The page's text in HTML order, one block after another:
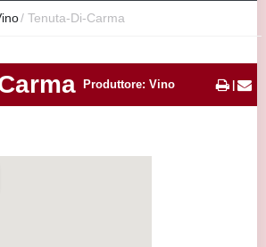
/ Tenuta-Di-Carma
Produttore: Vino |